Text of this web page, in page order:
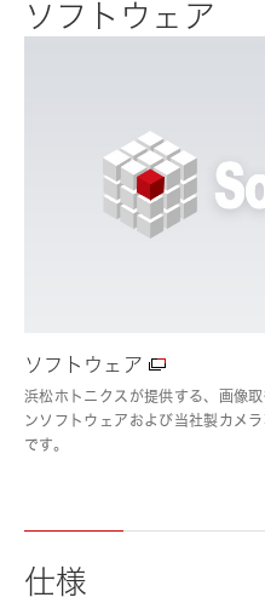
ソフトウェア
ソフトウェア
浜松ホトニクスが提供する、画像
ンソフトウェアおよび当社製カメ
です。
仕様